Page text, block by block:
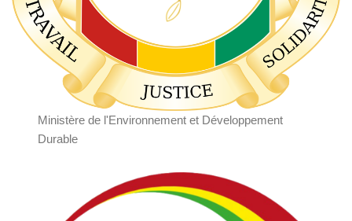
Ministère de l'Environnement et Développement
Durable